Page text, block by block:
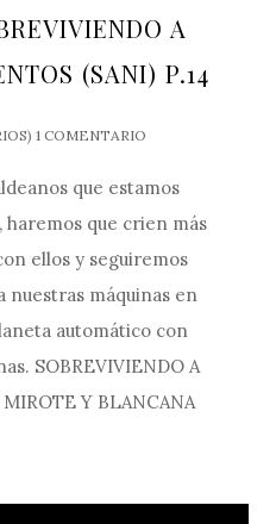
A
(SANI) P.14
1 COMENTARIO
que estamos
haremos que crien más
ellos y seguiremos
nuestras máquinas en
automático con
SOBREVIVIENDO A
Y BLANCANA